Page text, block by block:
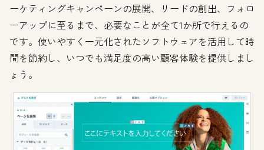
ーケティングキャンペーンの展開、リードの創出、フォロ
ーアップに至るまで、必要なことが全て1か所で行えるの
です。使いやすく一元化されたソフトウェアを活用して時
間を節約し、いつでも満足度の高い顧客体験を提供しまし
ょう。